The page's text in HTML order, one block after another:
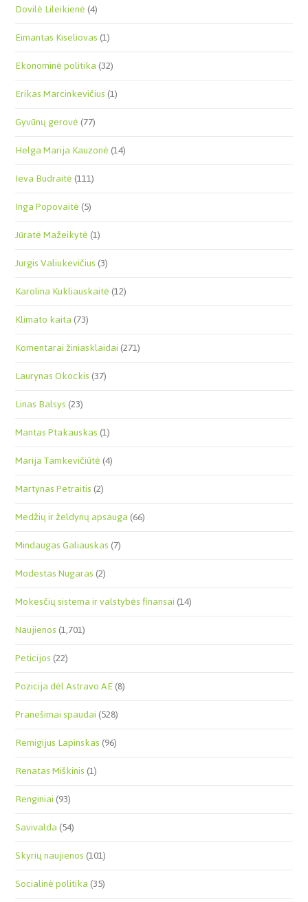
Dovilė Lileikienė(4)
Eimantas Kiseliovas(1)
Ekonominė politika(32)
Erikas Marcinkevičius(1)
Gyvūnų gerovė(77)
Helga Marija Kauzonė(14)
Ieva Budraitė(111)
Inga Popovaitė(5)
Jūratė Mažeikytė(1)
Jurgis Valiukevičius(3)
Karolina Kukliauskaitė(12)
Klimato kaita(73)
Komentarai žiniasklaidai(271)
Laurynas Okockis(37)
Linas Balsys(23)
Mantas Ptakauskas(1)
Marija Tamkevičiūtė(4)
Martynas Petraitis(2)
Medžių ir želdynų apsauga(66)
Mindaugas Galiauskas(7)
Modestas Nugaras(2)
Mokesčių sistema ir valstybės finansai(14)
Naujienos(1,701)
Peticijos(22)
Pozicija dėl Astravo AE(8)
Pranešimai spaudai(528)
Remigijus Lapinskas(96)
Renatas Miškinis(1)
Renginiai(93)
Savivalda(54)
Skyrių naujienos(101)
Socialinė politika(35)